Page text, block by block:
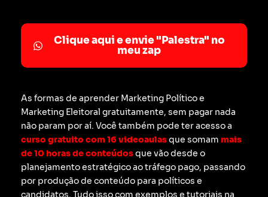
Clique aqui e envie "Palestra" no
meu zap
As formas de aprender Marketing Político e
Marketing Eleitoral gratuitamente, sem pagar nada
não param por aí. Você também pode ter acesso a
curso gratuito com 16 videoaulasque somam mais
de 10 horas de conteúdosque vão desde o
planejamento estratégico ao tráfego pago, passando
por produção de conteúdo para políticos e